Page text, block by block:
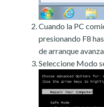
Cuando la PC
presionando F8
de arranque
Seleccione Modo